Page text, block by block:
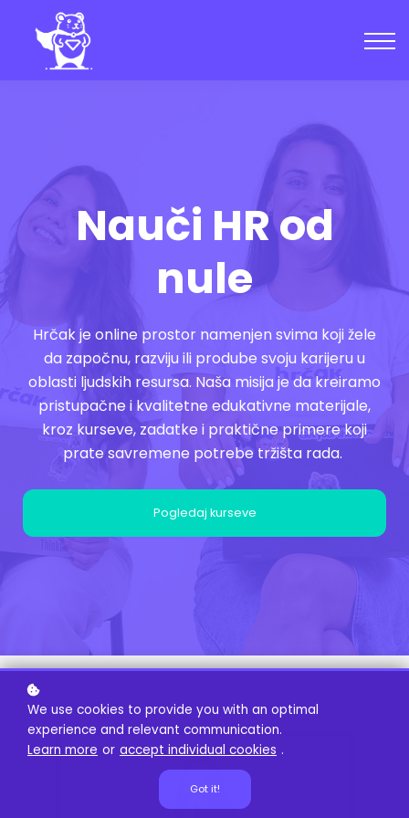
Nauči HR od
nule
Hrčak je online prostor namenjen svima koji žele
da započnu, razviju ili prodube svoju karijeru u
oblasti ljudskih resursa. Naša misija je da kreiramo
pristupačne i kvalitetne edukativne materijale,
kroz kurseve, zadatke i praktične primere koji
prate savremene potrebe tržišta rada.
Pogledaj kurseve
We use cookies to provide you with an optimal
experience and relevant communication.
Learn more or accept individual cookies .
Got it!